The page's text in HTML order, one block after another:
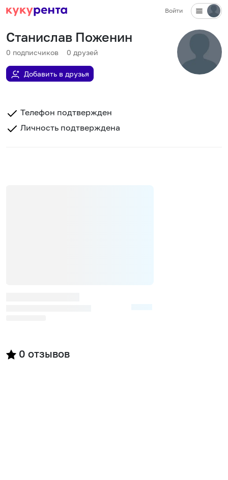
Войти
Станислав Поженин
0 подписчиков 0 друзей
Добавить в друзья
Телефон подтвержден
Личность подтверждена
0 отзывов